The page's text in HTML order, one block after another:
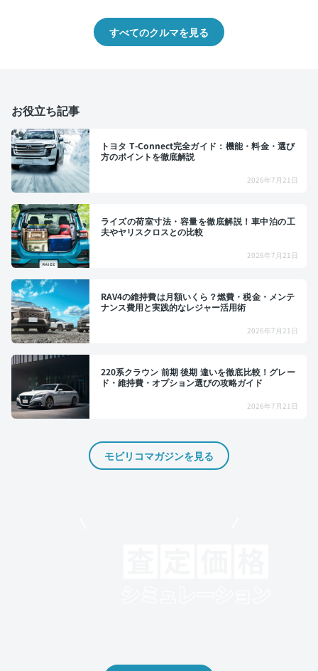
すべてのクルマを見る
お役立ち記事
トヨタ T-Connect完全ガイド：機能・料金・選び
方のポイントを徹底解説
2026年7月21日
ライズの荷室寸法・容量を徹底解説！車中泊の工
夫やヤリスクロスとの比較
2026年7月21日
RAV4の維持費は月額いくら？燃費・税金・メンテ
ナンス費用と実践的なレジャー活用術
2026年7月21日
220系クラウン 前期 後期 違いを徹底比較！グレー
ド・維持費・オプション選びの攻略ガイド
2026年7月21日
モビリコマガジンを見る